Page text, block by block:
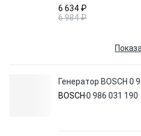
6 634 ₽
6 984 ₽
Генератор BOSCH 0
BOSCH 0 986 031 190